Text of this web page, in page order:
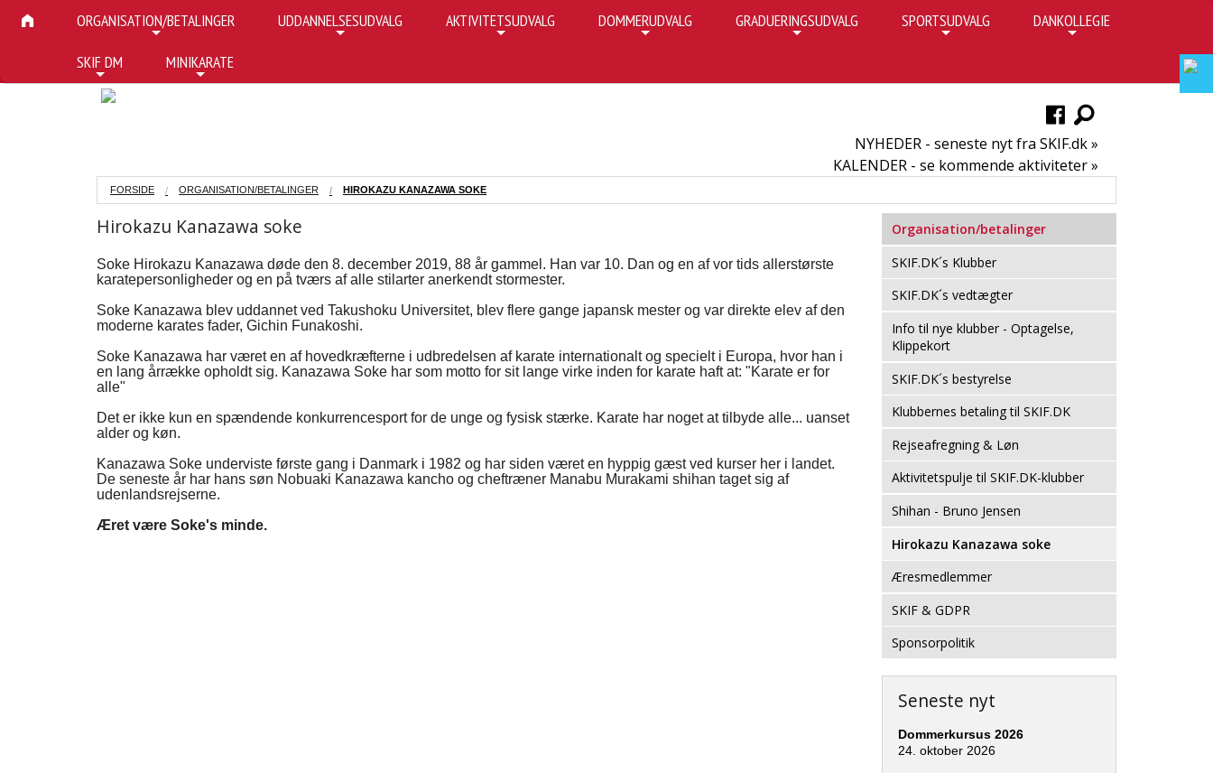
ORGANISATION/BETALINGER UDDANNELSESUDVALG AKTIVITETSUDVALG DOMMERUDVALG GRADUERINGSUDVALG SPORTSUDVALG DANKOLLEGIE
+
SKIF DM MINIKARATE
NYHEDER - seneste nyt fra SKIF.dk »
KALENDER - se kommende aktiviteter »
FORSIDE ORGANISATION/BETALINGER HIROKAZU KANAZAWA SOKE
Hirokazu Kanazawa soke
Soke Hirokazu Kanazawa døde den 8. december 2019, 88 år gammel. Han var 10. Dan og en af vor tids allerstørste
karatepersonligheder og en på tværs af alle stilarter anerkendt stormester.
Soke Kanazawa blev uddannet ved Takushoku Universitet, blev flere gange japansk mester og var direkte elev af den
moderne karates fader, Gichin Funakoshi.
Soke Kanazawa har været en af hovedkræfterne i udbredelsen af karate internationalt og specielt i Europa, hvor han i
en lang årrække opholdt sig. Kanazawa Soke har som motto for sit lange virke inden for karate haft at: "Karate er for
alle"
Det er ikke kun en spændende konkurrencesport for de unge og fysisk stærke. Karate har noget at tilbyde alle... uanset
alder og køn.
Kanazawa Soke underviste første gang i Danmark i 1982 og har siden været en hyppig gæst ved kurser her i landet.
De seneste år har hans søn Nobuaki Kanazawa kancho og cheftræner Manabu Murakami shihan taget sig af
udenlandsrejserne.
Æret være Soke's minde.
Organisation/betalinger
SKIF.DK´s Klubber
SKIF.DK´s vedtægter
Info til nye klubber - Optagelse,
Klippekort
SKIF.DK´s bestyrelse
Klubbernes betaling til SKIF.DK
Rejseafregning & Løn
Aktivitetspulje til SKIF.DK-klubber
Shihan - Bruno Jensen
Hirokazu Kanazawa soke
Æresmedlemmer
SKIF & GDPR
Sponsorpolitik
Seneste nyt
Dommerkursus 2026
24. oktober 2026